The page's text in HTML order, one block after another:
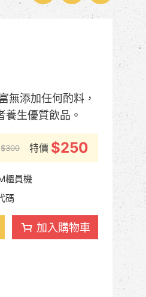
無添加任何酌料，
生優質飲品。
$300 特價 $250
櫃員機
碼
加入購物車